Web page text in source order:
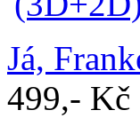
Já,
499,- Kč